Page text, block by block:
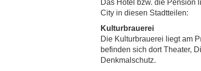
Das Hotel bzw. die Pension
City in diesen Stadtteilen:
Kulturbrauerei
Die Kulturbrauerei liegt am
befinden sich dort Theater,
Denkmalschutz.